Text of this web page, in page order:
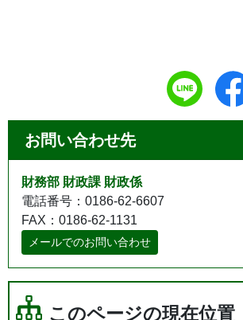
お問い合わせ先
財務部 財政課 財政係
電話番号：0186-62-6607
FAX：0186-62-1131
メールでのお問い合わせ
このページの現在位置